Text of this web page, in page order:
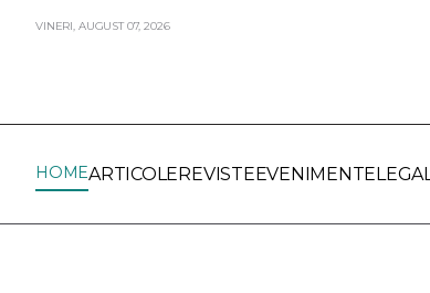
VINERI, AUGUST07,2026
HOMEARTICOLEREVISTEEVENIMENTE